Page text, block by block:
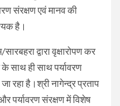
संरक्षण एवं मानव की
है।
द्वारा वृक्षारोपण कर
साथ ही साथ पर्यावरण
रहा है।श्री नागेन्द्र प्रताप
पर्यावरण संरक्षण में विशेष